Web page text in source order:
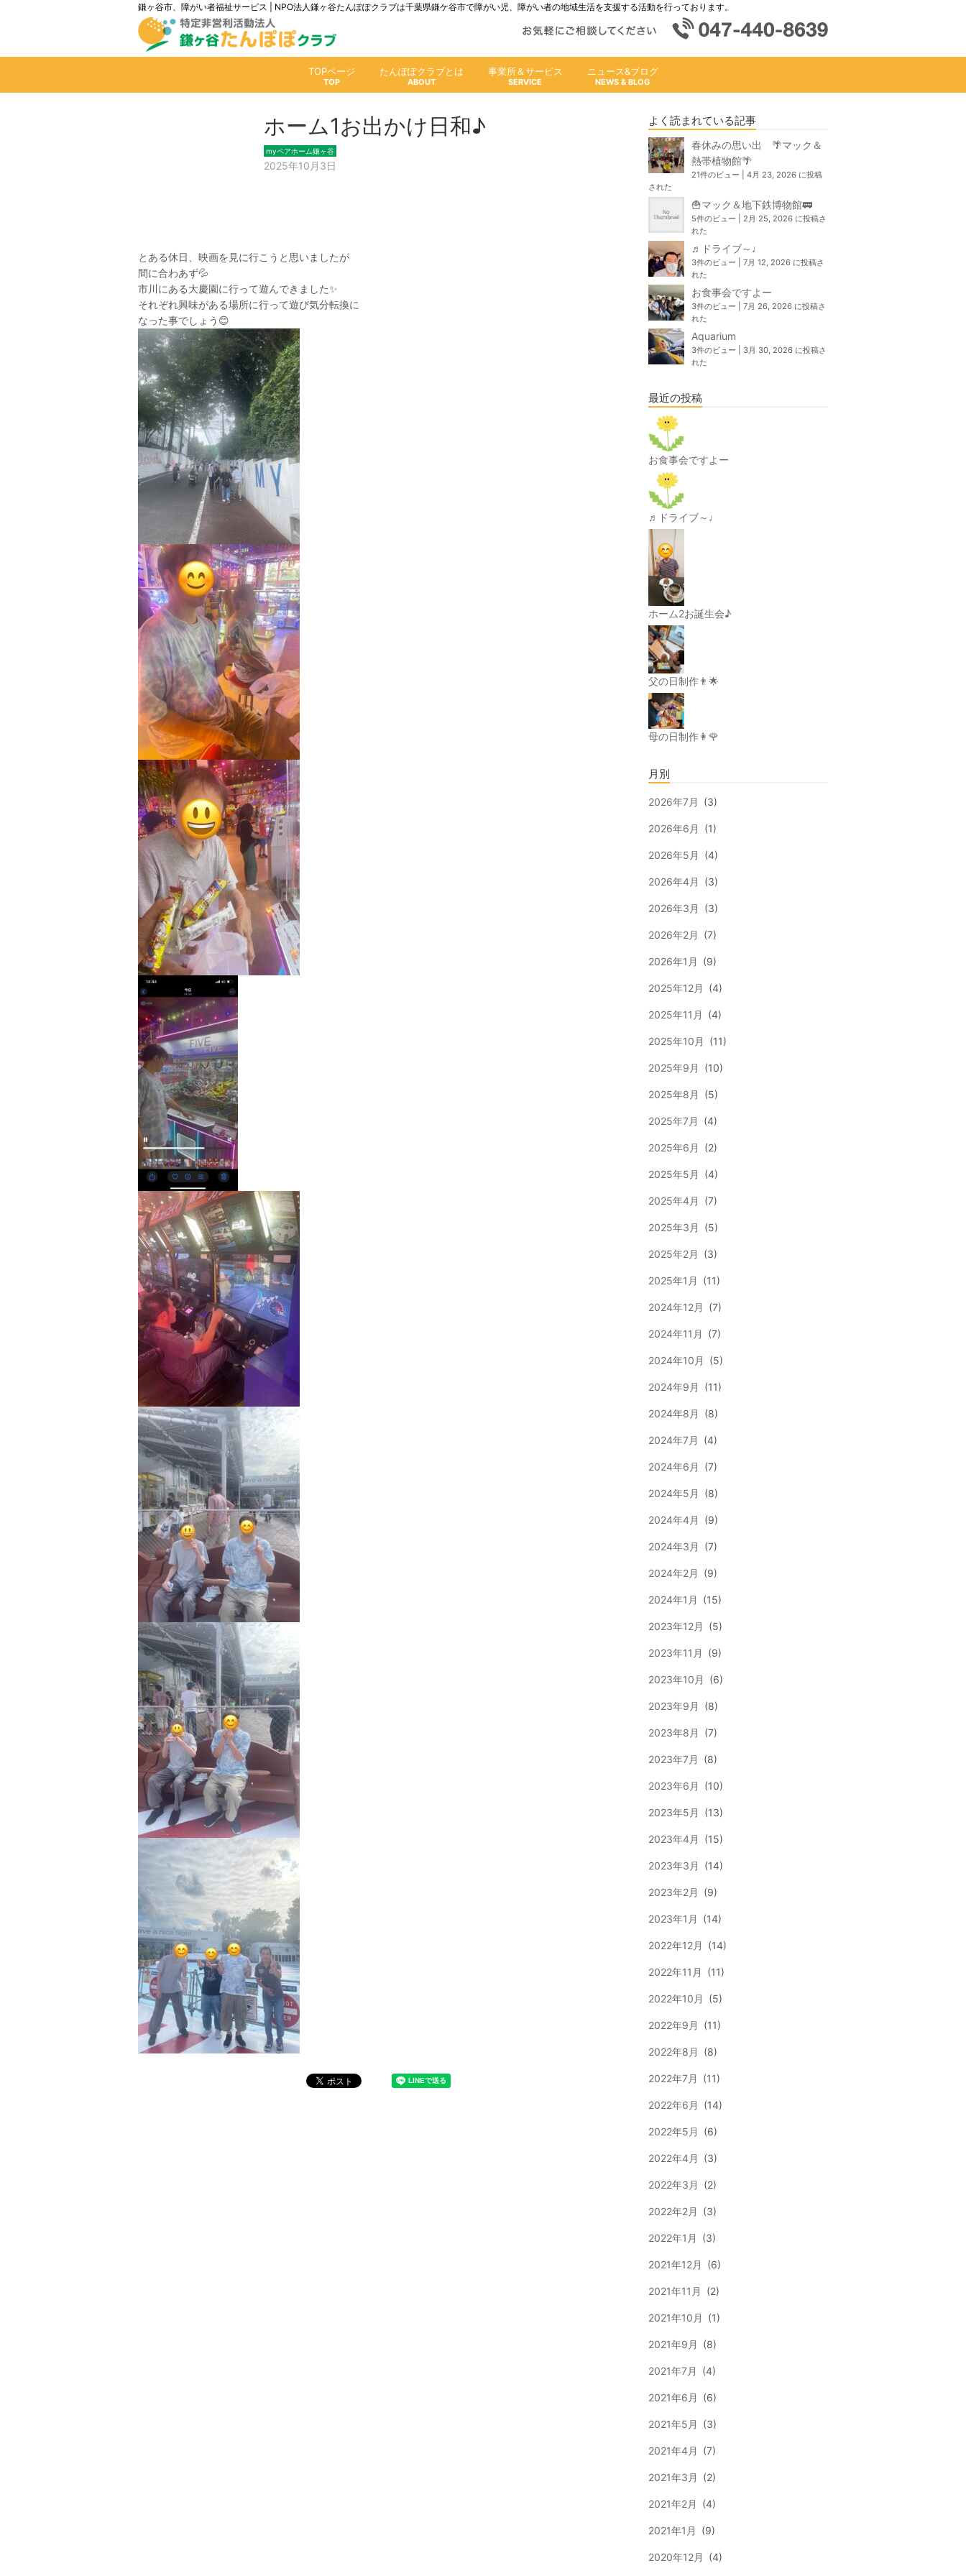
鎌ヶ谷市、障がい者福祉サービス | NPO法人鎌ヶ谷たんぽぽクラブは千葉県鎌ケ谷市で障がい児、障がい者の地域生活を支援する活動を行っております。
TOPページ たんぽぽクラブとは 事業所＆サービス ニュース&ブログ
ホーム1お出かけ日和♪
myペアホーム鎌ヶ谷
2025年10月3日
とある休日、映画を見に行こうと思いましたが
間に合わあず💦
市川にある大慶園に行って遊んできました✨
それぞれ興味がある場所に行って遊び気分転換に
なった事でしょう😊
よく読まれている記事
春休みの思い出 🌴マック＆
熱帯植物館🌴
21件のビュー
4月 23, 2026 に投稿
された
🍟マック＆地下鉄博物館🚃
5件のビュー
2月 25, 2026 に投稿さ
れた
♬ドライブ～♩
3件のビュー
7月 12, 2026 に投稿さ
れた
お食事会ですよー
3件のビュー
7月 26, 2026 に投稿さ
れた
Aquarium
3件のビュー
3月 30, 2026 に投稿さ
れた
最近の投稿
お食事会ですよー
♬ドライブ～♩
ホーム2お誕生会♪
父の日制作👨🌟
母の日制作👩🌹
月別
2026年7月 (3)
2026年6月 (1)
2026年5月 (4)
2026年4月 (3)
2026年3月 (3)
2026年2月 (7)
2026年1月 (9)
2025年12月 (4)
2025年11月 (4)
2025年10月 (11)
2025年9月 (10)
2025年8月 (5)
2025年7月 (4)
2025年6月 (2)
2025年5月 (4)
2025年4月 (7)
2025年3月 (5)
2025年2月 (3)
2025年1月 (11)
2024年12月 (7)
2024年11月 (7)
2024年10月 (5)
2024年9月 (11)
2024年8月 (8)
2024年7月 (4)
2024年6月 (7)
2024年5月 (8)
2024年4月 (9)
2024年3月 (7)
2024年2月 (9)
2024年1月 (15)
2023年12月 (5)
2023年11月 (9)
2023年10月 (6)
2023年9月 (8)
2023年8月 (7)
2023年7月 (8)
2023年6月 (10)
2023年5月 (13)
2023年4月 (15)
2023年3月 (14)
2023年2月 (9)
2023年1月 (14)
2022年12月 (14)
2022年11月 (11)
2022年10月 (5)
2022年9月 (11)
2022年8月 (8)
2022年7月 (11)
2022年6月 (14)
2022年5月 (6)
2022年4月 (3)
2022年3月 (2)
2022年2月 (3)
2022年1月 (3)
2021年12月 (6)
2021年11月 (2)
2021年10月 (1)
2021年9月 (8)
2021年7月 (4)
2021年6月 (6)
2021年5月 (3)
2021年4月 (7)
2021年3月 (2)
2021年2月 (4)
2021年1月 (9)
2020年12月 (4)